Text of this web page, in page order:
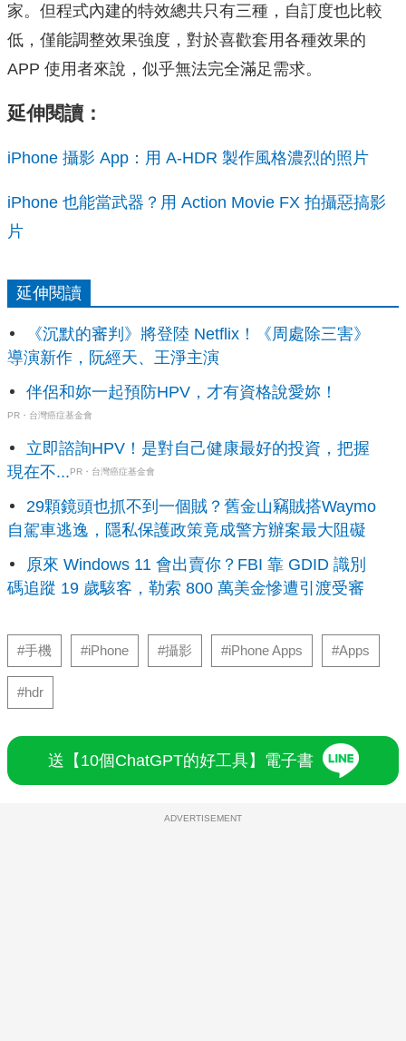
家。但程式內建的特效總共只有三種，自訂度也比較
低，僅能調整效果強度，對於喜歡套用各種效果的
APP 使用者來說，似乎無法完全滿足需求。
延伸閱讀：
iPhone 攝影 App：用 A-HDR 製作風格濃烈的照片
iPhone 也能當武器？用 Action Movie FX 拍攝惡搞影
片
延伸閱讀
《沉默的審判》將登陸 Netflix！《周處除三害》
導演新作，阮經天、王淨主演
伴侶和妳一起預防HPV，才有資格說愛妳！
PR・台灣癌症基金會
立即諮詢HPV！是對自己健康最好的投資，把握
現在不...PR・台灣癌症基金會
29顆鏡頭也抓不到一個賊？舊金山竊賊搭Waymo
自駕車逃逸，隱私保護政策竟成警方辦案最大阻礙
原來 Windows 11 會出賣你？FBI 靠 GDID 識別
碼追蹤 19 歲駭客，勒索 800 萬美金慘遭引渡受審
#手機 #iPhone #攝影 #iPhone Apps #Apps
#hdr
送【10個ChatGPT的好工具】電子書
ADVERTISEMENT